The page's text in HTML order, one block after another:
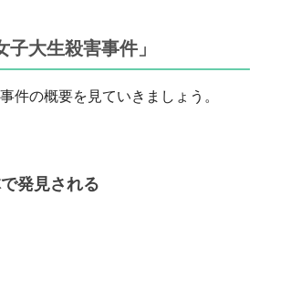
大生殺害事件」
件の概要を見ていきましょう。
発見される